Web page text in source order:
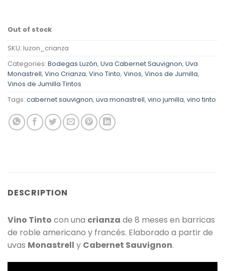
Out of stock
SKU: luzon_crianza
Categories: Bodegas Luzón, Uva Cabernet Sauvignon, Uva
Monastrell, Vino Crianza, Vino Tinto, Vinos, Vinos de Jumilla,
Vinos de Jumilla Tintos
Tags: cabernet sauvignon, uva monastrell, vino jumilla, vino tinto
DESCRIPTION
Vino Tinto con una crianza de 8 meses en barricas
de roble americano y francés. Elaborado a partir de
uvas Monastrell y Cabernet Sauvignon.